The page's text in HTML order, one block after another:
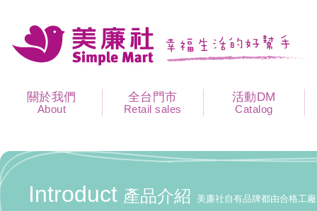
關於我們
About
全台門市
Retail sales
活動DM
Catalog
Introduct 產品介紹 美廉社自有品牌都由合格工